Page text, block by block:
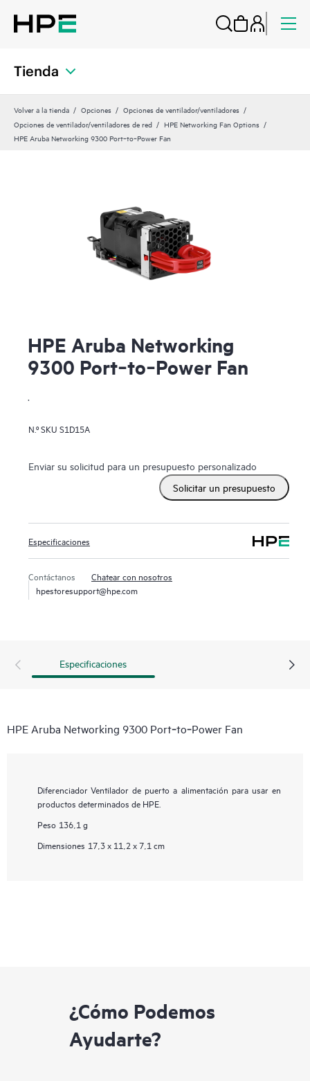
Tienda
Volver a la tienda Opciones
Opciones de ventilador/ventiladores
Opciones de ventilador/ventiladores de red
HPE Networking Fan Options
HPE Aruba Networking 9300 Port‑to‑Power Fan
HPE Aruba Networking
9300 Port‑to‑Power Fan
N.º SKU S1D15A
Enviar su solicitud para un presupuesto personalizado
Solicitar un presupuesto
Especificaciones
Contáctanos
Chatear con nosotros
hpestoresupport@hpe.com
Especificaciones
HPE Aruba Networking 9300 Port‑to‑Power Fan
Diferenciador Ventilador de puerto a alimentación para usar en
productos determinados de HPE.
Peso 136,1 g
Dimensiones 17,3 x 11,2 x 7,1 cm
¿Cómo Podemos
Ayudarte?